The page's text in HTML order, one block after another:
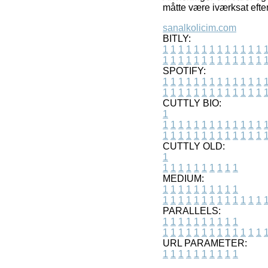
måtte være iværksat
sanalkolicim.com
BITLY:
1 1 1 1 1 1 1 1 1 1 1 1 1 1
1 1 1 1 1 1 1 1 1 1 1 1 1 1
SPOTIFY:
1 1 1 1 1 1 1 1 1 1 1 1 1 1
1 1 1 1 1 1 1 1 1 1 1 1 1 1
CUTTLY BIO:
1
1 1 1 1 1 1 1 1 1 1 1 1 1 1
1 1 1 1 1 1 1 1 1 1 1 1 1 1
CUTTLY OLD:
1
1 1 1 1 1 1 1 1 1 1
MEDIUM:
1 1 1 1 1 1 1 1 1 1
1 1 1 1 1 1 1 1 1 1 1 1 1 1
PARALLELS:
1 1 1 1 1 1 1 1 1 1
1 1 1 1 1 1 1 1 1 1 1 1 1 1
URL PARAMETER:
1 1 1 1 1 1 1 1 1 1